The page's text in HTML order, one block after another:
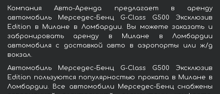
Компания Авто-Аренда предлагает в аренду
автомобиль Мерседес-Бенц G-Class G500 Эксклюзив
Edition в Милане в Ломбардии. Вы можете заказать и
забронировать аренду в Милане в Ломбардии
автомобиля с доставкой авто в аэропорты или ж/д
вокзал.
Автомобиль Мерседес-Бенц G-Class G500 Эксклюзив
Edition пользуются популярностью проката в Милане в
Ломбардии. Все автомобили Мерседес-Бенц снабжены